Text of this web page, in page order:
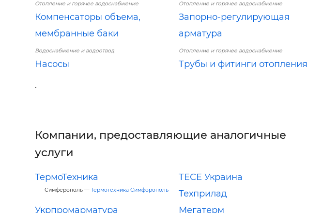
Отопление и горячее водоснабжение
Компенсаторы объема,
мембранные баки
Отопление и горячее водоснабжение
Запорно-регулирующая
арматура
Водоснабжение и водоотвод
Насосы
Отопление и горячее водоснабжение
Трубы и фитинги отопления
.
Компании, предоставляющие аналогичные
услуги
ТермоТехника
Симферополь — Термотехника Симфорополь
ТЕСЕ Украина
Техприлад
Укрпромарматура
Мегатерм